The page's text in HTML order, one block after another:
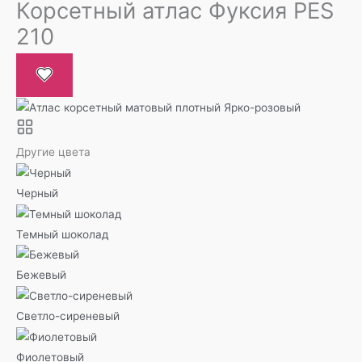
Корсетный атлас Фуксия PES
210
Другие цвета
Черный
Темный шоколад
Бежевый
Светло-сиреневый
Фиолетовый